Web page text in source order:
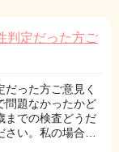
判定だった方ご
だった方ご意見く
問題なかったかど
までの検査どうだ
さい。私の場合…